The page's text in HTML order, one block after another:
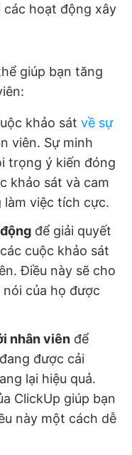
các hoạt động xây
giúp bạn tăng
khảo sát về sự
viên. Sự minh
trọng ý kiến đóng
khảo sát và cam
việc tích cực.
để giải quyết
cuộc khảo sát
Điều này sẽ cho
của họ được
nhân viên để
được cải
lại hiệu quả.
ClickUp giúp bạn
này một cách dễ